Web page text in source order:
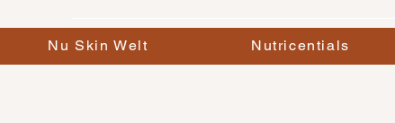
Nu Skin Welt Nutricentials